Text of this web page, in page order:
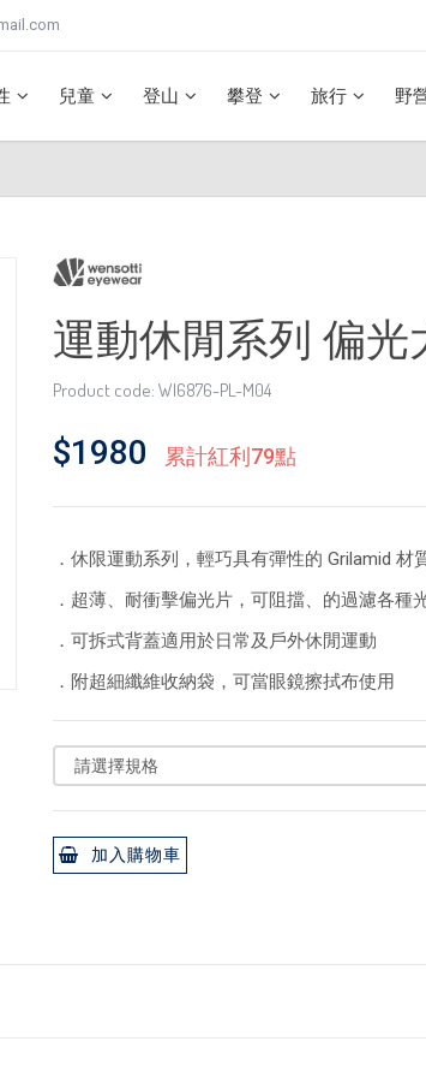
兒童 登山 攀登 旅行 野
運動休閒系列 偏光
Product code: WI6876-PL-M04
$1980 累計紅利79點
．休限運動系列，輕巧具有彈性的 Grilamid 材
．超薄、耐衝擊偏光片，可阻擋、的過濾各種
．可拆式背蓋適用於日常及戶外休閒運動
．附超細纖維收納袋，可當眼鏡擦拭布使用
加入購物車